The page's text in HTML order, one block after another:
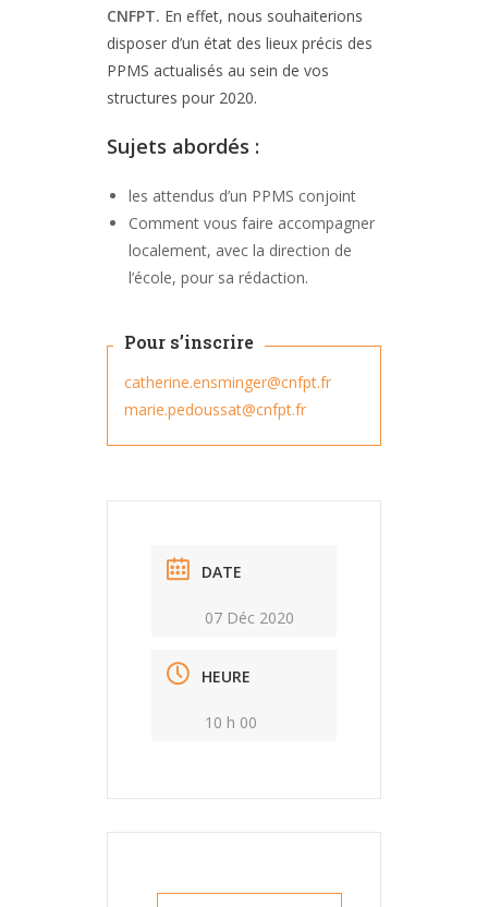
CNFPT. En effet, nous souhaiterions
disposer d’un état des lieux précis des
PPMS actualisés au sein de vos
structures pour 2020.
Sujets abordés :
les attendus d’un PPMS conjoint
Comment vous faire accompagner
localement, avec la direction de
l’école, pour sa rédaction.
Pour s’inscrire
catherine.ensminger@cnfpt.fr
marie.pedoussat@cnfpt.fr
DATE
07 Déc 2020
HEURE
10 h 00